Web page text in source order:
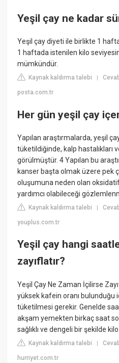
Yeşil çay ne kadar
Yeşil çay diyeti ile birlikte 1
1 haftada istenilen kilo
mümkündür.
Kaynak kaldırma talebi |
posta.com.tr
Her gün yeşil çay
Yapılan araştırmalarda, yeşil
tüketildiğinde, kalp hastalıkları
görülmüştür. 4 Yapılan bu
kanser başta olmak üzere pek
oluşumuna neden olan
yardımcı olabileceği
Kaynak kaldırma talebi |
youplus.com.tr
Yeşil çay hangi
zayıflatır?
Yeşil Çay Ne Zaman İçilirse
yüksek kafein oranı bulunduğu
tüketilmesi gerekir. Genelde
akşam yemekten birkaç saat
sağlıklı ve dengeli bir şekilde
Kaynak kaldırma talebi |
hurriyet.com.tr